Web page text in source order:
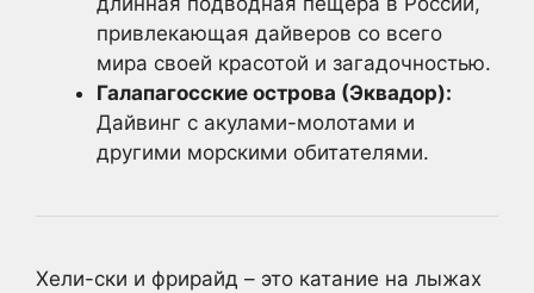
привлекающая дайверов со всего
мира своей красотой и загадочностью.
Галапагосские острова (Эквадор):
Дайвинг с акулами-молотами и
другими морскими обитателями.
Хели-ски и фрирайд – это катание на лыжах